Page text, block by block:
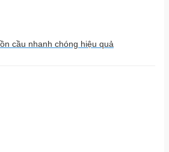
cầu nhanh chóng hiệu quả